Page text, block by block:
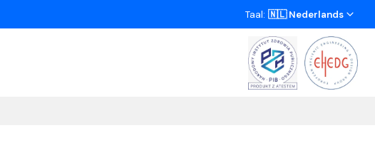
Taal: 🇳🇱 Nederlands